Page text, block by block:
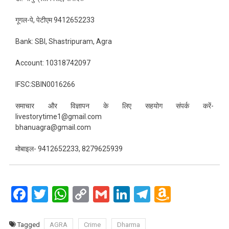
गूगल-पे, पेटीएम 9412652233
Bank: SBI, Shastripuram, Agra
Account: 10318742097
IFSC:SBIN0016266
समाचार और विज्ञापन के लिए सहयोग संपर्क करें-
livestorytime1@gmail.com
bhanuagra@gmail.com
मोबाइल- 9412652233, 8279625939
Facebook
Twitter
WhatsApp
CopyGmailLinkedIn
Telegram
Amazon
Tagged AGRA Crime
Dharma